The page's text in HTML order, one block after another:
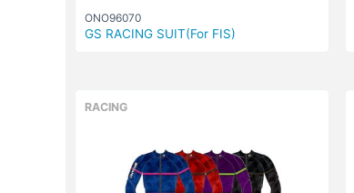
ONO96070
GS RACING SUIT(For FIS)
RACING